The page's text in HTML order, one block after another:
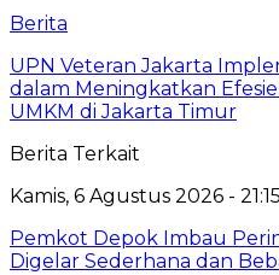
Berita
UPN Veteran Jakarta
dalam Meningkatkan
UMKM di Jakarta Timur
Berita Terkait
Kamis, 6 Agustus 2026 -
Pemkot Depok Imbau
Digelar Sederhana dan